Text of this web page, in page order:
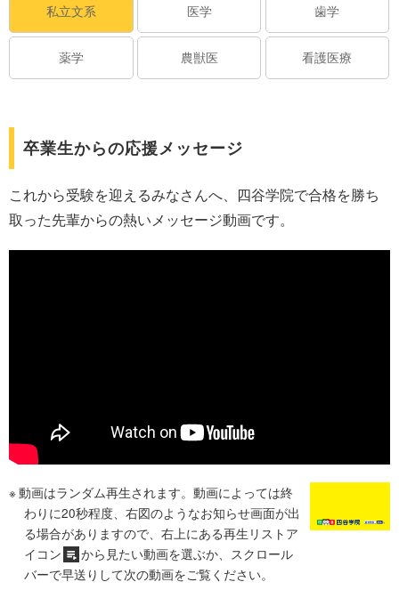
私立文系 医学 歯学
薬学 農獣医 看護医療
卒業生からの応援メッセージ
これから受験を迎えるみなさんへ、四谷学院で合格を勝ち
取った先輩からの熱いメッセージ動画です。
動画はランダム再生されます。動画によっては終
わりに20秒程度、右図のようなお知らせ画面が出
る場合がありますので、右上にある再生リストア
イコン
から見たい動画を選ぶか、スクロール
バーで早送りして次の動画をご覧ください。